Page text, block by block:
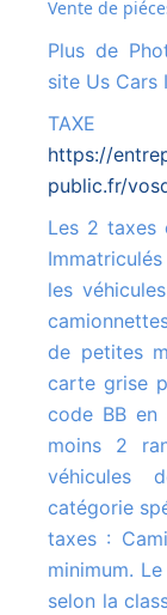
Vente de
Plus de Photo et Vidéo Disponibles sur notre
site Us Cars
TAXE
https://
public.fr/
Les 2 taxes concernent les véhicules suivants :
les
de petites
carte grise
code BB en
moins 2
véhicules
catégorie
taxes :
minimum.
selon la